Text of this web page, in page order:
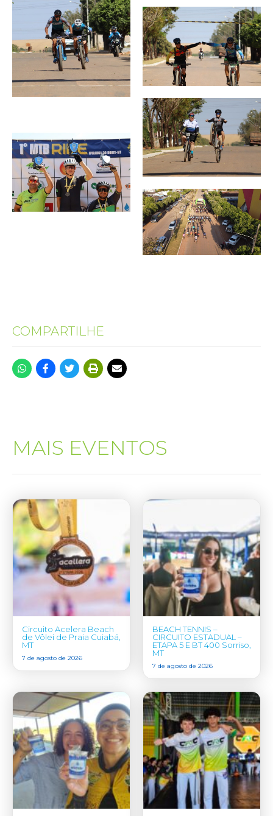
COMPARTILHE
MAIS EVENTOS
Circuito Acelera Beach
de Vôlei de Praia Cuiabá,
MT
7 de agosto de 2026
BEACH TENNIS –
CIRCUITO ESTADUAL –
ETAPA 5 E BT 400 Sorriso,
MT
7 de agosto de 2026